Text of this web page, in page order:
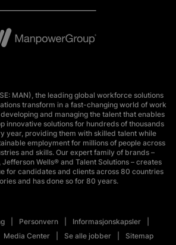
MAN), the leading global workforce solutions
transform in a fast-changing world of work
and managing the talent that enables
innovative solutions for hundreds of thousands
year, providing them with skilled talent while
employment for millions of people across
and skills. Our expert family of brands –
Wells® and Talent Solutions – creates
for candidates and clients across 80 countries
and has done so for 80 years.
Personvern Informasjonskapsler
Media Center Se alle jobber Sitemap